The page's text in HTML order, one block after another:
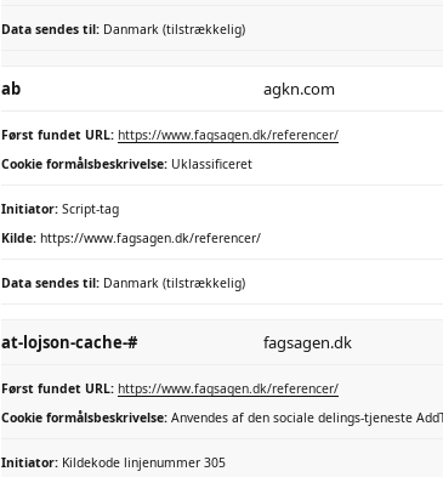
Data sendes til: Danmark (tilstrækkelig)
ab agkn.com
Først fundet URL: https://www.fagsagen.dk/referencer/
Cookie formålsbeskrivelse: Uklassificeret
Initiator: Script-tag
Kilde: https://www.fagsagen.dk/referencer/
Data sendes til: Danmark (tilstrækkelig)
at-lojson-cache-# fagsagen.dk
Først fundet URL: https://www.fagsagen.dk/referencer/
Cookie formålsbeskrivelse: Anvendes af den sociale delings-tjeneste
Initiator: Kildekode linjenummer 305